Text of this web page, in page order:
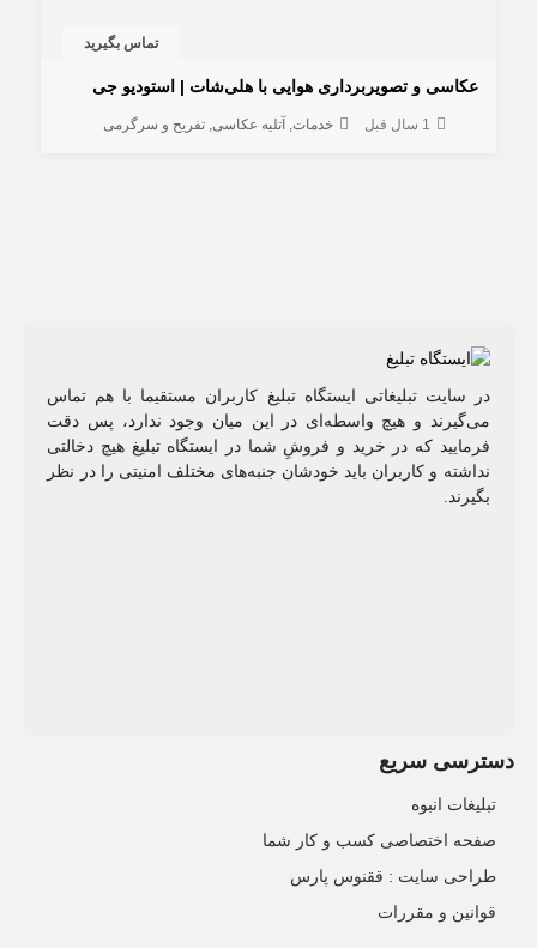
تماس بگیرید
عکاسی و تصویربرداری هوایی با هلی‌شات | استودیو جی
1 سال قبل خدمات آتلیه عکاسی تفریح و سرگرمی
در سایت تبلیغاتی ایستگاه تبلیغ کاربران مستقیما با هم تماس
می‌گیرند و هیچ واسطه‌ای در این میان وجود ندارد، پس دقت
فرمایید که در خرید و فروشِ شما در ایستگاه تبلیغ هیچ دخالتی
نداشته و کاربران باید خودشان جنبه‌های مختلف امنیتی را در نظر
بگیرند.
دسترسی سریع
تبلیغات انبوه
صفحه اختصاصی کسب و کار شما
طراحی سایت :‌ ققنوس پارس
قوانین و مقررات